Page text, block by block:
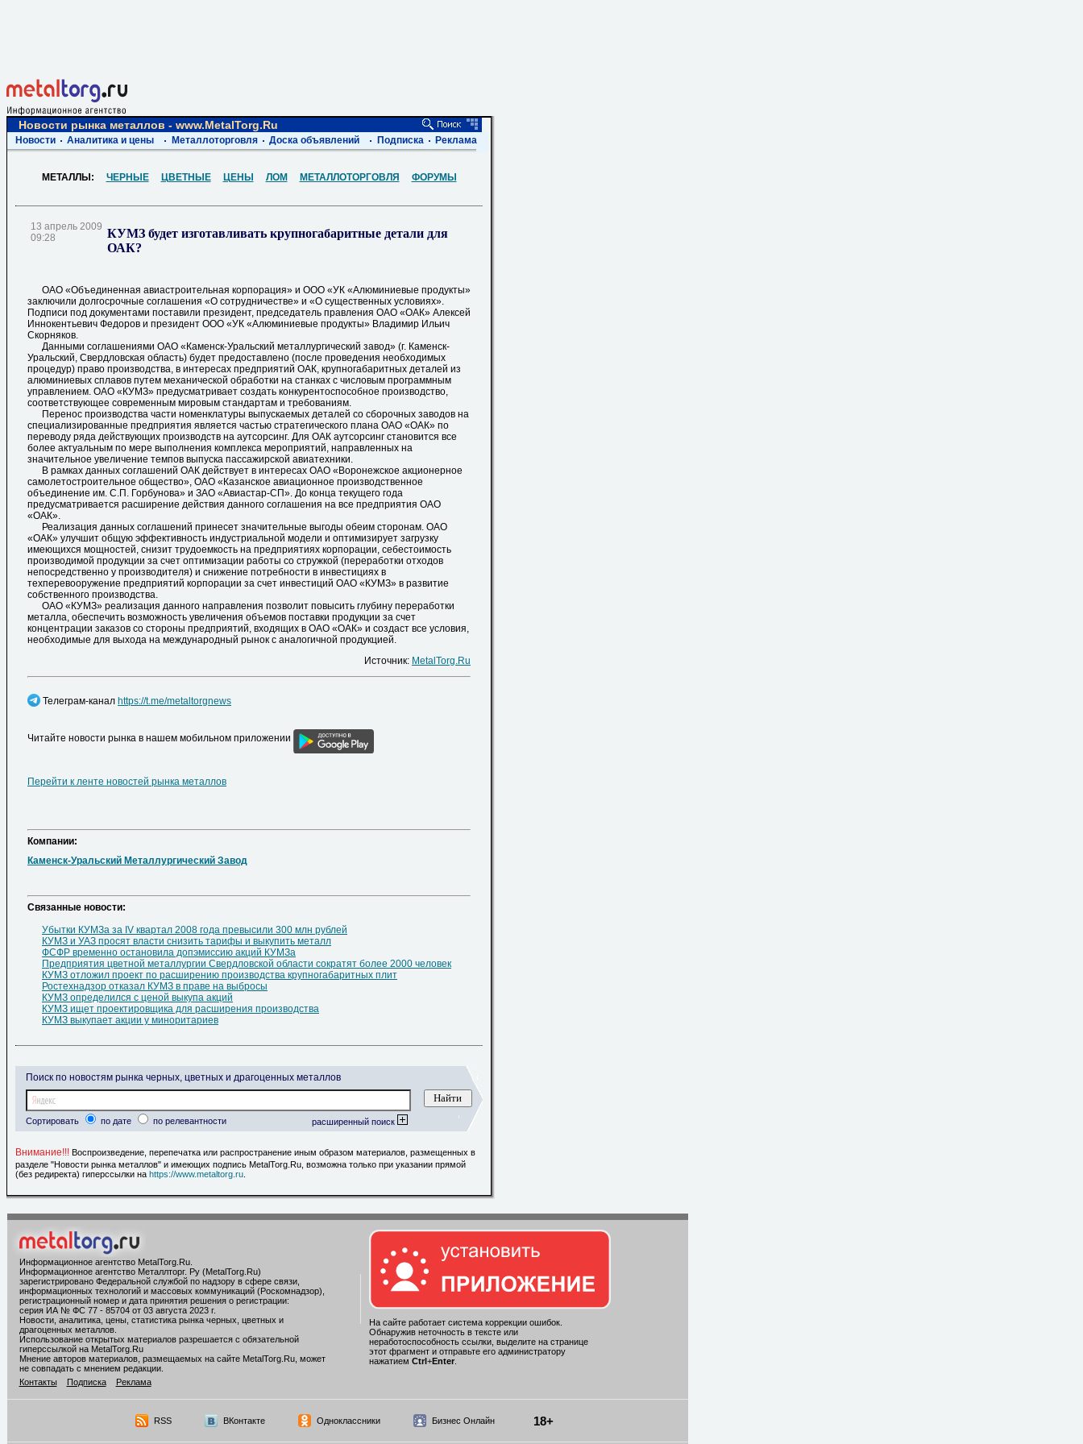
Новости рынка металлов - www.MetalTorg.Ru
Новости Аналитика и цены Металлоторговля Доска объявлений Подписка Реклама
МЕТАЛЛЫ: ЧЕРНЫЕ ЦВЕТНЫЕ ЦЕНЫ ЛОМ МЕТАЛЛОТОРГОВЛЯ ФОРУМЫ
13 апрель 2009
09:28
КУМЗ будет изготавливать крупногабаритные детали для
ОАК?
ОАО «Объединенная авиастроительная корпорация» и ООО «УК «Алюминиевые продукты»
заключили долгосрочные соглашения «О сотрудничестве» и «О существенных условиях».
Подписи под документами поставили президент, председатель правления ОАО «ОАК» Алексей
Иннокентьевич Федоров и президент ООО «УК «Алюминиевые продукты» Владимир Ильич
Скорняков.
Данными соглашениями ОАО «Каменск-Уральский металлургический завод» (г. Каменск-
Уральский, Свердловская область) будет предоставлено (после проведения необходимых
процедур) право производства, в интересах предприятий ОАК, крупногабаритных деталей из
алюминиевых сплавов путем механической обработки на станках с числовым программным
управлением. ОАО «КУМЗ» предусматривает создать конкурентоспособное производство,
соответствующее современным мировым стандартам и требованиям.
Перенос производства части номенклатуры выпускаемых деталей со сборочных заводов на
специализированные предприятия является частью стратегического плана ОАО «ОАК» по
переводу ряда действующих производств на аутсорсинг. Для ОАК аутсорсинг становится все
более актуальным по мере выполнения комплекса мероприятий, направленных на
значительное увеличение темпов выпуска пассажирской авиатехники.
В рамках данных соглашений ОАК действует в интересах ОАО «Воронежское акционерное
самолетостроительное общество», ОАО «Казанское авиационное производственное
объединение им. С.П. Горбунова» и ЗАО «Авиастар-СП». До конца текущего года
предусматривается расширение действия данного соглашения на все предприятия ОАО
«ОАК».
Реализация данных соглашений принесет значительные выгоды обеим сторонам. ОАО
«ОАК» улучшит общую эффективность индустриальной модели и оптимизирует загрузку
имеющихся мощностей, снизит трудоемкость на предприятиях корпорации, себестоимость
производимой продукции за счет оптимизации работы со стружкой (переработки отходов
непосредственно у производителя) и снижение потребности в инвестициях в
техперевооружение предприятий корпорации за счет инвестиций ОАО «КУМЗ» в развитие
собственного производства.
ОАО «КУМЗ» реализация данного направления позволит повысить глубину переработки
металла, обеспечить возможность увеличения объемов поставки продукции за счет
концентрации заказов со стороны предприятий, входящих в ОАО «ОАК» и создаст все условия,
необходимые для выхода на международный рынок с аналогичной продукцией.
Источник: MetalTorg.Ru
Телеграм-канал https://t.me/metaltorgnews
Читайте новости рынка в нашем мобильном приложении
Перейти к ленте новостей рынка металлов
Компании:
Каменск-Уральский Металлургический Завод
Cвязанные новости:
Убытки КУМЗа за IV квартал 2008 года превысили 300 млн рублей
КУМЗ и УАЗ просят власти снизить тарифы и выкупить металл
ФСФР временно остановила допэмиссию акций КУМЗа
Предприятия цветной металлургии Свердловской области сократят более 2000 человек
КУМЗ отложил проект по расширению производства крупногабаритных плит
Ростехнадзор отказал КУМЗ в праве на выбросы
КУМЗ определился с ценой выкупа акций
КУМЗ ищет проектировщика для расширения производства
КУМЗ выкупает акции у миноритариев
Поиск по новостям рынка черных, цветных и драгоценных металлов
Сортировать по дате по релевантности расширенный поиск
Внимание!!! Воспроизведение, перепечатка или распространение иным образом материалов, размещенных в
разделе "Новости рынка металлов" и имеющих подпись MetalTorg.Ru, возможна только при указании прямой
(без редиректа) гиперссылки на https://www.metaltorg.ru
Информационное агентство MetalTorg.Ru.
Информационное агентство Металлторг. Ру (MetalTorg.Ru)
зарегистрировано Федеральной службой по надзору в сфере связи,
информационных технологий и массовых коммуникаций (Роскомнадзор),
регистрационный номер и дата принятия решения о регистрации:
серия ИА № ФС 77 - 85704 от 03 августа 2023 г.
Новости, аналитика, цены, статистика рынка черных, цветных и
драгоценных металлов.
Использование открытых материалов разрешается с обязательной
гиперссылкой на MetalTorg.Ru
Мнение авторов материалов, размещаемых на сайте MetalTorg.Ru, может
не совпадать с мнением редакции.
Контакты
Подписка Реклама
На сайте работает система коррекции ошибок.
Обнаружив неточность в тексте или
неработоспособность ссылки, выделите на странице
этот фрагмент и отправьте его администратору
нажатием Ctrl+Enter.
RSS ВКонтакте Одноклассники Бизнес Онлайн 18+